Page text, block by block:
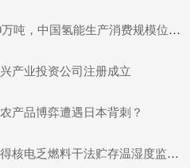
国氢能生产消费规模位列世界第一位
产业投资公司注册成立
产品博弈遭遇日本背刺？
乏燃料干法贮存温湿度监测相关专利